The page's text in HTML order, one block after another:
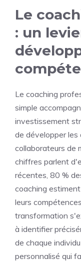
Le
: un
Le coaching
simple
investissement
de développer les
collaborateurs de
chiffres parlent
récentes, 80 %
coaching
leurs
transformation
à identifier
de chaque
personnalisé qui